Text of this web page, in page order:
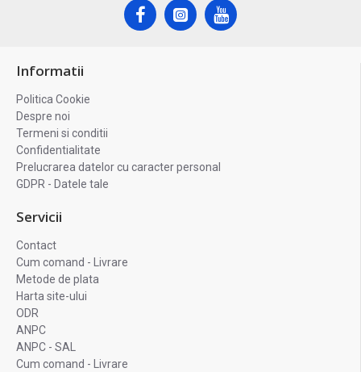
Informatii
Politica Cookie
Despre noi
Termeni si conditii
Confidentialitate
Prelucrarea datelor cu caracter personal
GDPR - Datele tale
Servicii
Contact
Cum comand - Livrare
Metode de plata
Harta site-ului
ODR
ANPC
ANPC - SAL
Cum comand - Livrare